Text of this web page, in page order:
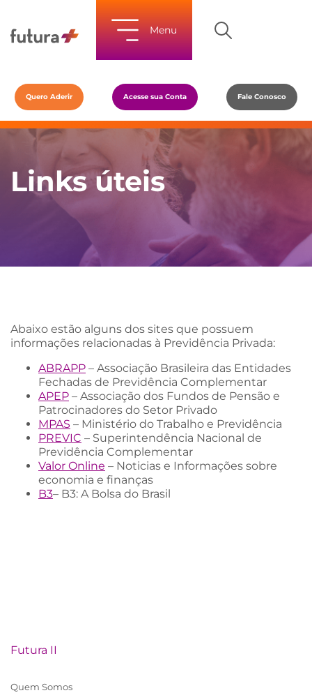
Menu
Quero Aderir Acesse sua Conta Fale Conosco
Links úteis
Abaixo estão alguns dos sites que possuem
informações relacionadas à Previdência Privada:
ABRAPP – Associação Brasileira das Entidades
Fechadas de Previdência Complementar
APEP – Associação dos Fundos de Pensão e
Patrocinadores do Setor Privado
MPAS – Ministério do Trabalho e Previdência
PREVIC – Superintendência Nacional de
Previdência Complementar
Valor Online – Noticias e Informações sobre
economia e finanças
B3– B3: A Bolsa do Brasil
Futura II
Quem Somos